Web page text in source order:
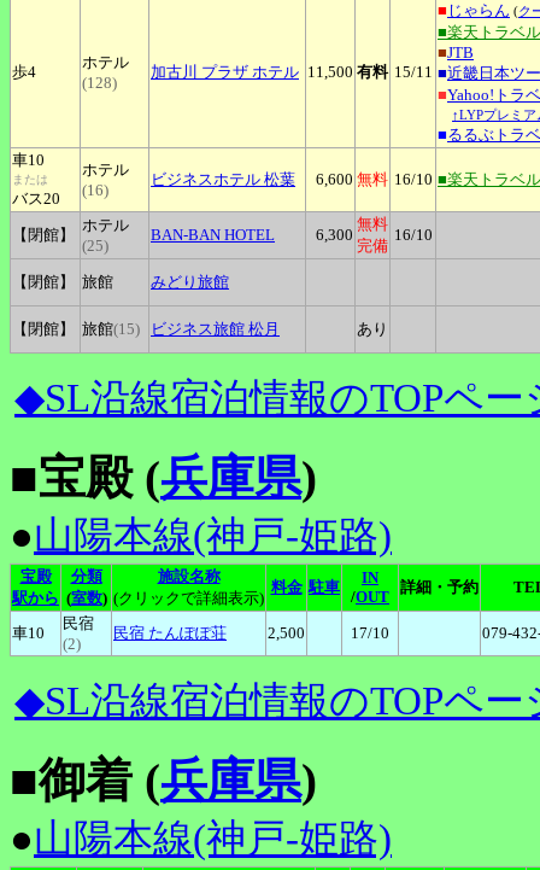
歩4
ホテル
(128)
加古川 プラザ ホテル 11,500 有料 15/11
■ じゃらん (ク
■楽天トラベル
■JTB
■近畿日本ツ
■Yahoo!トラ
↑LYPプレミ
■るるぶトラ
車10
または
バス20
ホテル
(16)
ビジネスホテル 松葉 6,600 無料 16/10 ■楽天トラベル
【閉館】
ホテル
(25)
BAN-BAN HOTEL 6,300
無料
完備
16/10
【閉館】 旅館 みどり旅館
【閉館】 旅館(15) ビジネス旅館 松月 あり
◆SL沿線宿泊情報のTOPペー
■宝殿 (兵庫県)
●山陽本線(神戸-姫路)
宝殿
駅から
分類
(室数)
施設名称
(クリックで詳細表示)
料金 駐車
IN
/OUT
詳細・予約
車10
民宿
(2)
民宿 たんぽぽ荘 2,500 17/10 079-
◆SL沿線宿泊情報のTOPペー
■御着 (兵庫県)
●山陽本線(神戸-姫路)